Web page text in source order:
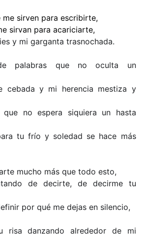
me sirven para escribirte,
sirvan para acariciarte,
y mi garganta trasnochada.
palabras que no oculta un
cebada y mi herencia mestiza y
que no espera siquiera un hasta
tu frío y soledad se hace más
mucho más que todo esto,
de decirte, de decirme tu
por qué me dejas en silencio,
risa danzando alrededor de mi